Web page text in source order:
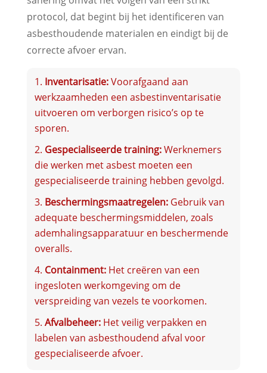
protocol, dat begint bij het identificeren van
asbesthoudende materialen en eindigt bij de
correcte afvoer ervan.
Inventarisatie:Voorafgaand aan
werkzaamheden een asbestinventarisatie
uitvoeren om verborgen risico’s op te
sporen.
Gespecialiseerde training:Werknemers
die werken met asbest moeten een
gespecialiseerde training hebben gevolgd.
Beschermingsmaatregelen:Gebruik van
adequate beschermingsmiddelen, zoals
ademhalingsapparatuur en beschermende
overalls.
Containment:Het creëren van een
ingesloten werkomgeving om de
verspreiding van vezels te voorkomen.
Afvalbeheer:Het veilig verpakken en
labelen van asbesthoudend afval voor
gespecialiseerde afvoer.